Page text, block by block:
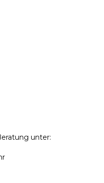
unter: